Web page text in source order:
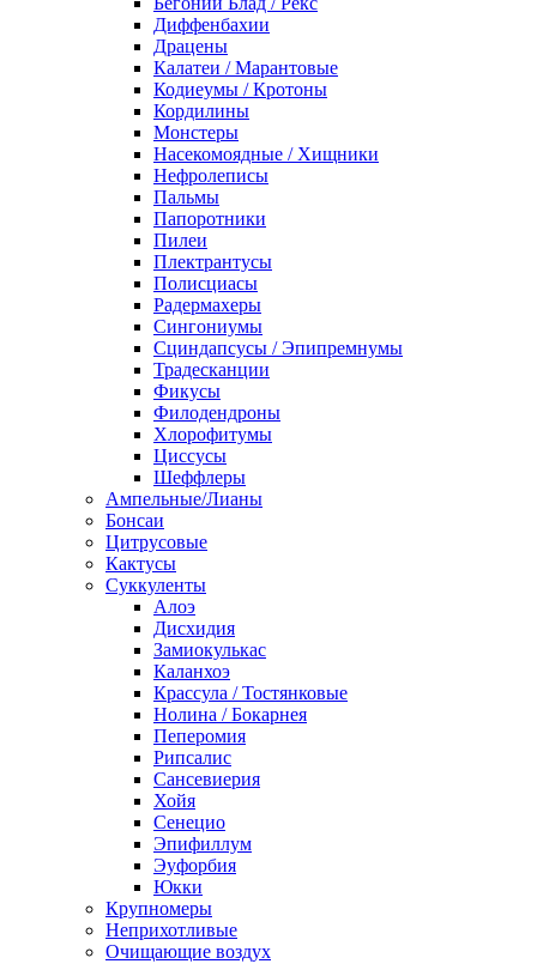
Диффенбахии
Драцены
Калатеи / Марантовые
Кодиеумы / Кротоны
Кордилины
Монстеры
Насекомоядные / Хищники
Нефролеписы
Пальмы
Папоротники
Пилеи
Плектрантусы
Полисциасы
Радермахеры
Сингониумы
Сциндапсусы / Эпипремнумы
Традесканции
Фикусы
Филодендроны
Хлорофитумы
Циссусы
Шеффлеры
Ампельные/Лианы
Бонсаи
Цитрусовые
Кактусы
Суккуленты
Алоэ
Дисхидия
Замиокулькас
Каланхоэ
Крассула / Тостянковые
Нолина / Бокарнея
Пеперомия
Рипсалис
Сансевиерия
Хойя
Сенецио
Эпифиллум
Эуфорбия
Юкки
Крупномеры
Неприхотливые
Очищающие воздух